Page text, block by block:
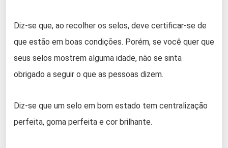
Diz-se que, ao recolher os selos, deve certificar-se de
que estão em boas condições. Porém, se você quer que
seus selos mostrem alguma idade, não se sinta
obrigado a seguir o que as pessoas dizem.
Diz-se que um selo em bom estado tem centralização
perfeita, goma perfeita e cor brilhante.